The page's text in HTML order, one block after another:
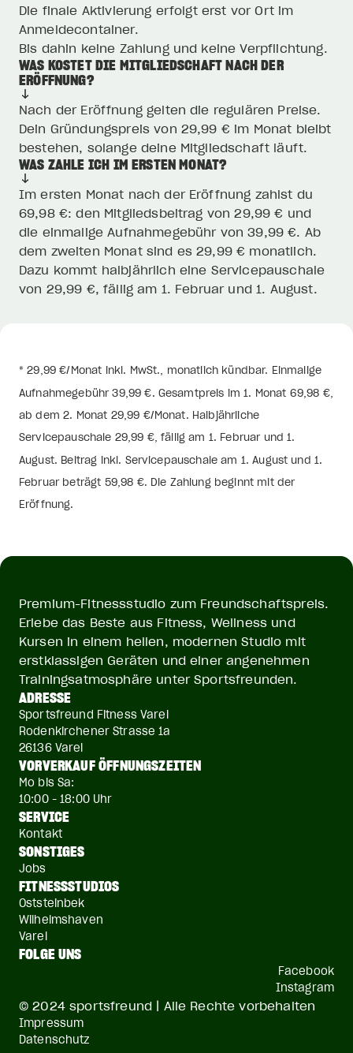
Die finale Aktivierung erfolgt erst vor Ort im
Anmeldecontainer.
Bis dahin keine Zahlung und keine Verpflichtung.
WAS KOSTET DIE MITGLIEDSCHAFT NACH DER
ERÖFFNUNG?
Nach der Eröffnung gelten die regulären Preise.
Dein Gründungspreis von 29,99 € im Monat bleibt
bestehen, solange deine Mitgliedschaft läuft.
WAS ZAHLE ICH IM ERSTEN MONAT?
Im ersten Monat nach der Eröffnung zahlst du
69,98 €: den Mitgliedsbeitrag von 29,99 € und
die einmalige Aufnahmegebühr von 39,99 €. Ab
dem zweiten Monat sind es 29,99 € monatlich.
Dazu kommt halbjährlich eine Servicepauschale
von 29,99 €, fällig am 1. Februar und 1. August.
* 29,99 €/Monat inkl. MwSt., monatlich kündbar. Einmalige
Aufnahmegebühr 39,99 €. Gesamtpreis im 1. Monat 69,98 €,
ab dem 2. Monat 29,99 €/Monat. Halbjährliche
Servicepauschale 29,99 €, fällig am 1. Februar und 1.
August. Beitrag inkl. Servicepauschale am 1. August und 1.
Februar beträgt 59,98 €. Die Zahlung beginnt mit der
Eröffnung.
Premium-Fitnessstudio zum Freundschaftspreis.
Erlebe das Beste aus Fitness, Wellness und
Kursen in einem hellen, modernen Studio mit
erstklassigen Geräten und einer angenehmen
Trainingsatmosphäre unter Sportsfreunden.
ADRESSE
Sportsfreund Fitness Varel
Rodenkirchener Strasse 1a
26136 Varel
VORVERKAUF ÖFFNUNGSZEITEN
Mo bis Sa:
10:00 - 18:00 Uhr
SERVICE
Kontakt
SONSTIGES
Jobs
FITNESSSTUDIOS
Oststeinbek
Wilhelmshaven
Varel
FOLGE UNS
Facebook
Instagram
© 2024 sportsfreund | Alle Rechte vorbehalten
Impressum
Datenschutz